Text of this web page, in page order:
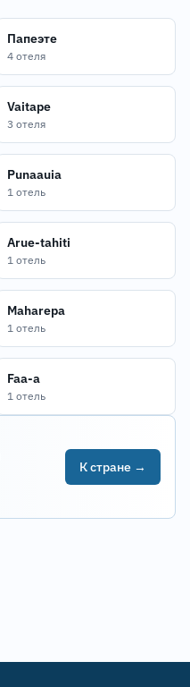
Папеэте
4 отеля
Vaitape
3 отеля
Punaauia
1 отель
Arue-tahiti
1 отель
Maharepa
1 отель
Faa-a
1 отель
К стране →